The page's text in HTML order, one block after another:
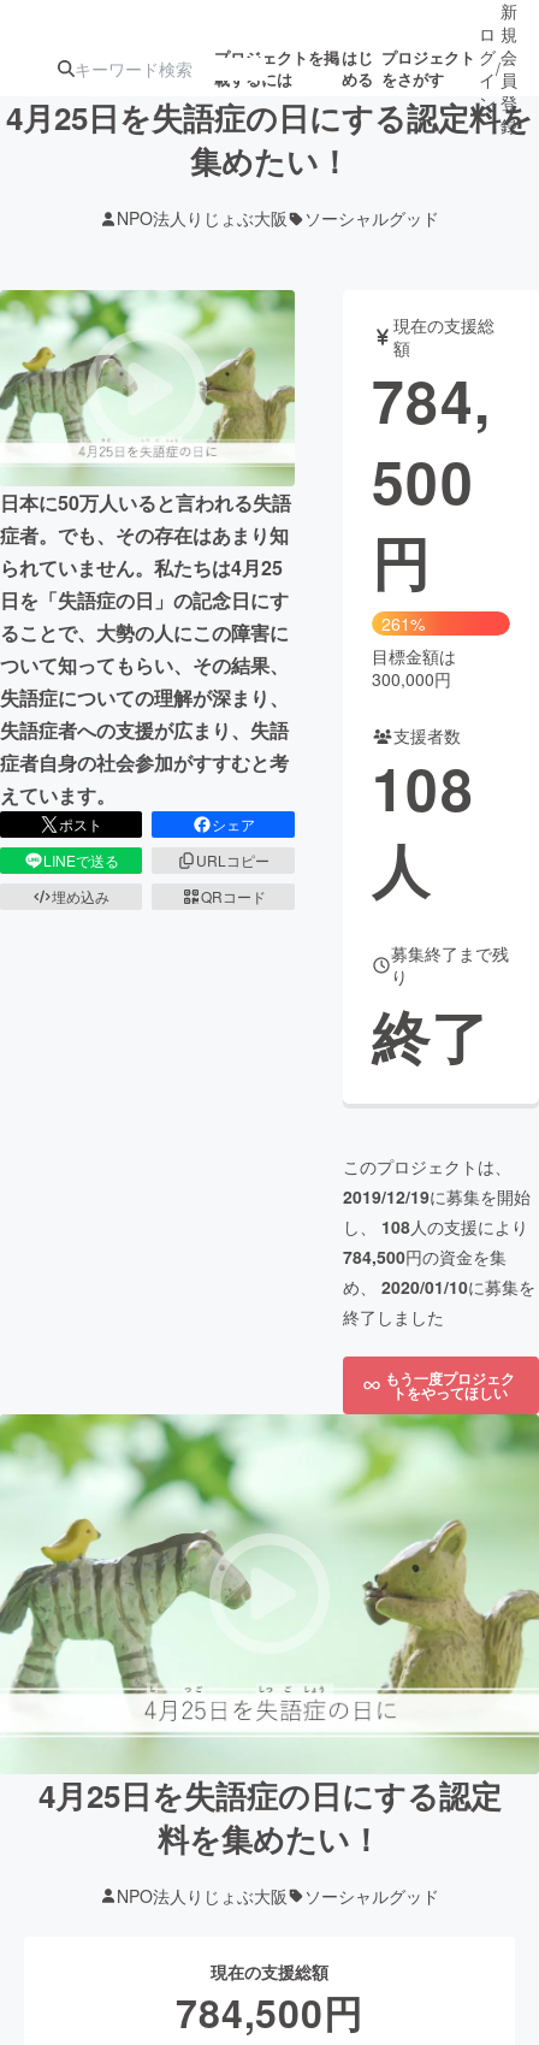
プロジェクトを掲
載するには
はじ
める
プロジェクト
をさがす
注目のリ
ターン
注目の新着プロ
ジェクト
ロジェクト
アート・写真 音楽
テクノロジー・ガジェット ゲーム・サ
映像・映画
ビジネス・起業
まちづくり・地域活性化
CAMPFIRE for Social Good
CAMPFIRE Creation
CAMPFIREふるさと納税
コミュニティ
ロ
グ
イ
ン
/
新
規
会
員
登
録
4月25日を失語症の日にする認定料を
集めたい！
NPO法人りじょぶ大阪 ソーシャルグッド
日本に50万人いると言われる失語
症者。でも、その存在はあまり知
られていません。私たちは4月25
日を「失語症の日」の記念日にす
ることで、大勢の人にこの障害に
ついて知ってもらい、その結果、
失語症についての理解が深まり、
失語症者への支援が広まり、失語
症者自身の社会参加がすすむと考
えています。
ポスト
シェア
LINEで送る
URLコピー
埋め込み
QRコード
現在の支援総
額
784,
500
円
261%
目標金額は
300,000円
支援者数
108
人
募集終了まで残
り
終了
このプロジェクトは、
2019/12/19に募集を開始
し、 108人の支援により
784,500円の資金を集
め、 2020/01/10に募集を
終了しました
もう一度プロジェク
トをやってほしい
4月25日を失語症の日にする認定
料を集めたい！
NPO法人りじょぶ大阪 ソーシャルグッド
現在の支援総額
784,500円